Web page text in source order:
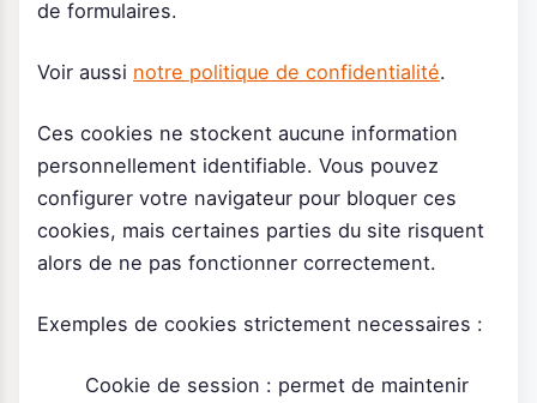
de formulaires.
Voir aussi notre politique de confidentialité.
Ces cookies ne stockent aucune information
personnellement identifiable. Vous pouvez
configurer votre navigateur pour bloquer ces
cookies, mais certaines parties du site risquent
alors de ne pas fonctionner correctement.
Exemples de cookies strictement necessaires :
Cookie de session : permet de maintenir